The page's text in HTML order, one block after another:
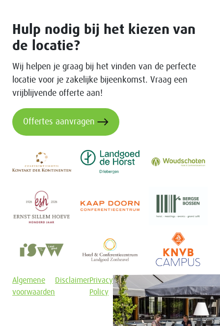
Hulp nodig bij het kiezen van
de locatie?
Wij helpen je graag bij het vinden van de perfecte
locatie voor je zakelijke bijeenkomst. Vraag een
vrijblijvende offerte aan!
Offertes aanvragen
Algemene
voorwaarden
DisclaimerPrivacy
Policy